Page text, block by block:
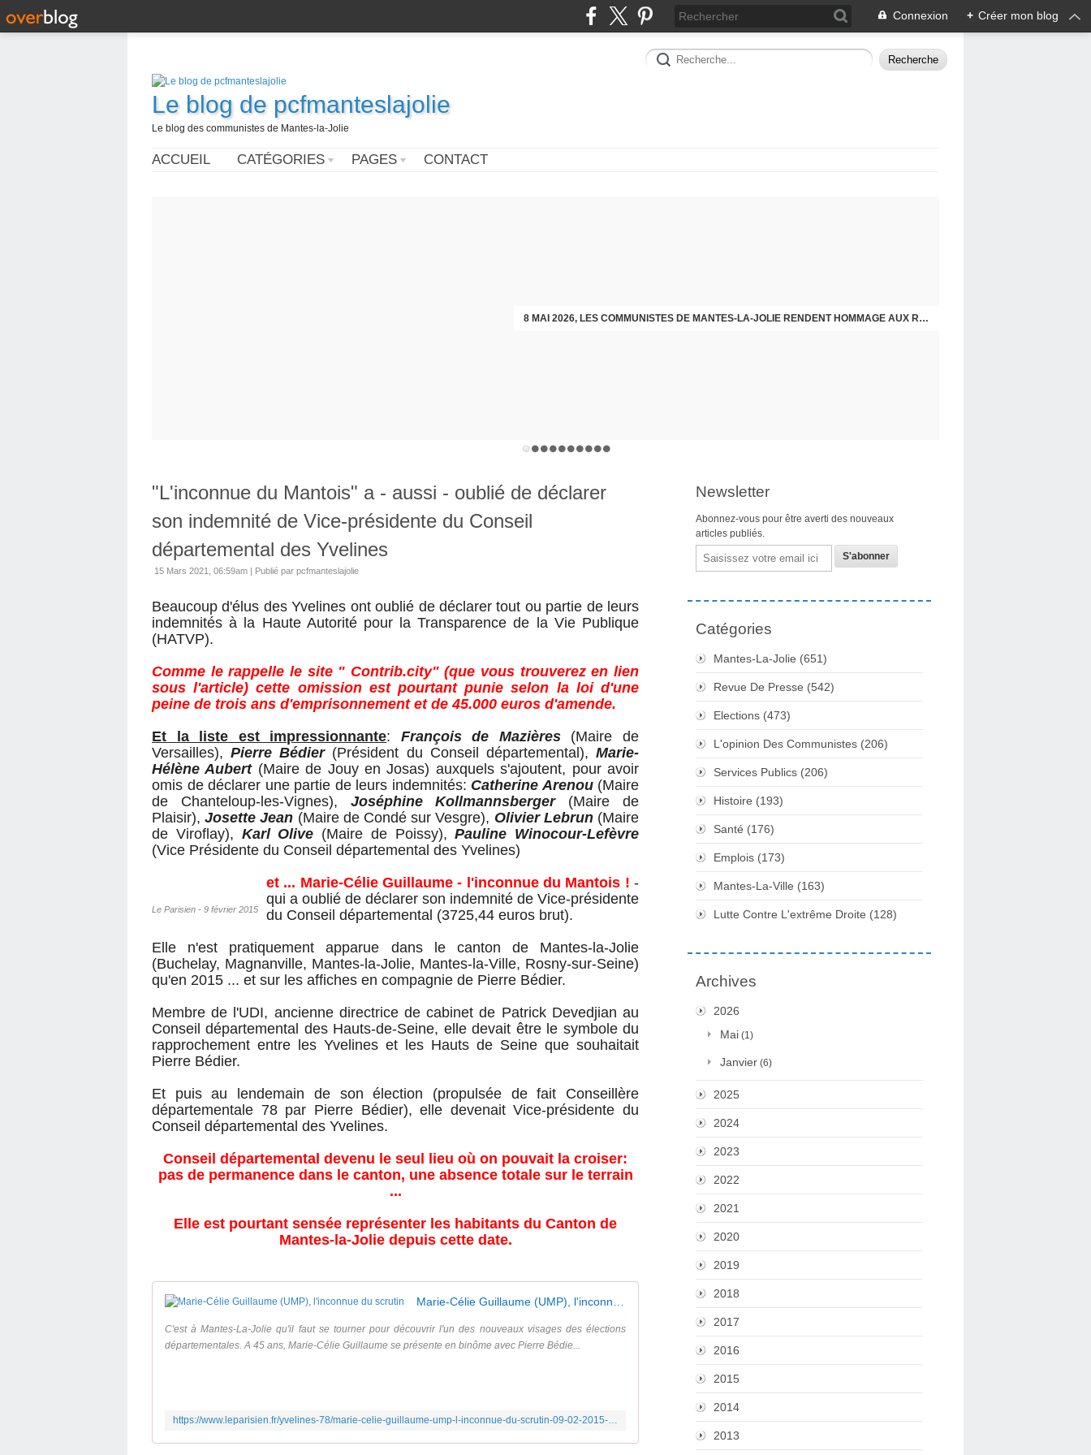
Connexion + Créer mon blog
Le blog de pcfmanteslajolie
Le blog des communistes de Mantes-la-Jolie
ACCUEIL CATÉGORIES PAGES CONTACT
8 MAI 2026, LES COMMUNISTES DE MANTES-LA-JOLIE RENDENT HOMMAGE AUX RÉSISTANTS.
VOEUX DES COMMUNISTES DIMANCHE DERNIER. COMPRENDRE POUR AGIR
"L'inconnue du Mantois" a - aussi - oublié de déclarer
son indemnité de Vice-présidente du Conseil
départemental des Yvelines
15 Mars 2021, 06:59am | Publié par pcfmanteslajolie
Beaucoup d'élus des Yvelines ont oublié de déclarer tout ou partie de leurs
indemnités à la Haute Autorité pour la Transparence de la Vie Publique
(HATVP).
Comme le rappelle le site " Contrib.city" (que vous trouverez en lien
sous l'article) cette omission est pourtant punie selon la loi d'une
peine de trois ans d'emprisonnement et de 45.000 euros d'amende.
Et la liste est impressionnante: François de Mazières(Maire de
Versailles),Pierre Bédier(Président du Conseil départemental),Marie-
Hélène Aubert(Maire de Jouy en Josas) auxquels s'ajoutent, pour avoir
omis de déclarer une partie de leurs indemnités: Catherine Arenou(Maire
de Chanteloup-les-Vignes), Joséphine Kollmannsberger(Maire de
Plaisir),Josette Jean (Maire de Condé sur Vesgre), Olivier Lebrun(Maire
de Viroflay), Karl Olive (Maire de Poissy),Pauline Winocour-Lefèvre
(Vice Présidente du Conseil départemental des Yvelines)
Le Parisien - 9 février 2015
et ... Marie-Célie Guillaume - l'inconnue du Mantois ! -
qui a oublié de déclarer son indemnité de Vice-présidente
du Conseil départemental (3725,44 euros brut).
Elle n'est pratiquement apparue dans le canton de Mantes-la-Jolie
(Buchelay, Magnanville, Mantes-la-Jolie, Mantes-la-Ville, Rosny-sur-Seine)
qu'en 2015 ... et sur les affiches en compagnie de Pierre Bédier.
Membre de l'UDI, ancienne directrice de cabinet de Patrick Devedjian au
Conseil départemental des Hauts-de-Seine, elle devait être le symbole du
rapprochement entre les Yvelines et les Hauts de Seine que souhaitait
Pierre Bédier.
Et puis au lendemain de son élection (propulsée de fait Conseillère
départementale 78 par Pierre Bédier), elle devenait Vice-présidente du
Conseil départemental des Yvelines.
Conseil départemental devenu le seul lieu où on pouvait la croiser:
pas de permanence dans le canton, une absence totale sur le terrain
...
Elle est pourtant sensée représenter les habitants du Canton de
Mantes-la-Jolie depuis cette date.
C'est à Mantes-La-Jolie qu'il faut se tourner pour découvrir l'un des nouveaux visages des élections
départementales. A 45 ans, Marie-Célie Guillaume se présente en binôme avec Pierre Bédie...
https://www.leparisien.fr/yvelines-78/marie-celie-guillaume-ump-l-inconnue-du-scrutin-09-02-2015-4516963.php
Newsletter
Abonnez-vous pour être averti des nouveaux
articles publiés.
Email
Catégories
Mantes-La-Jolie (651)
Revue De Presse (542)
Elections (473)
L'opinion Des Communistes (206)
Services Publics (206)
Histoire (193)
Santé (176)
Emplois (173)
Mantes-La-Ville (163)
Lutte Contre L'extrême Droite (128)
Archives
2026
Mai (1)
Janvier (6)
2025
2024
2023
2022
2021
2020
2019
2018
2017
2016
2015
2014
2013